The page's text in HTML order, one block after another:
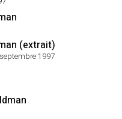
(extrait)
1997